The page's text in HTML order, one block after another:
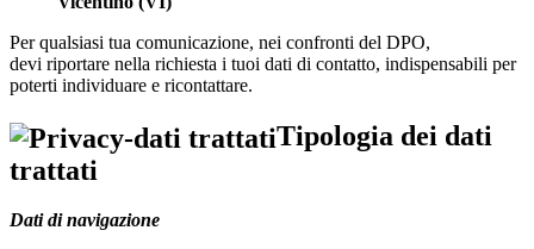
Per qualsiasi tua comunicazione, nei confronti del DPO,
devi riportare nella richiesta i tuoi dati di contatto, indispensabili per
poterti individuare e ricontattare.
Tipologia dei dati
trattati
Dati di navigazione